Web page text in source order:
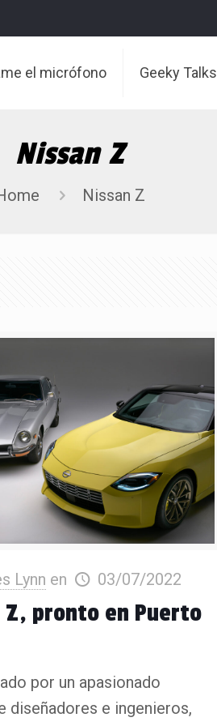
el micrófono Geeky Talks
Nissan Z
Nissan Z
Lynn en 03/07/2022
Z, pronto en Puerto
por un apasionado
diseñadores e ingenieros,